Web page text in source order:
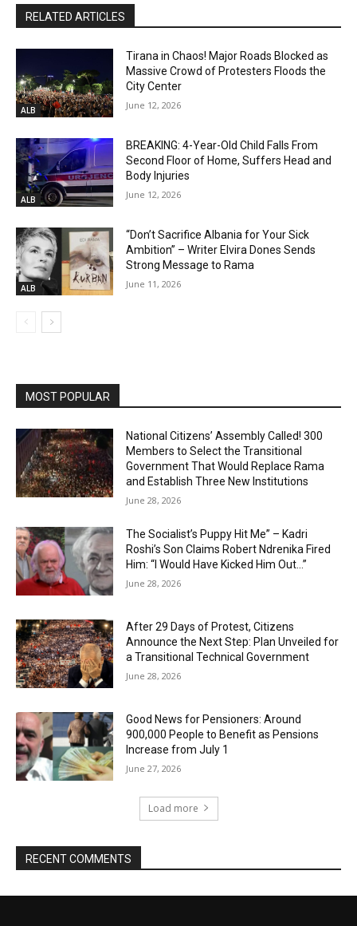
RELATED ARTICLES
ALB
Tirana in Chaos! Major Roads Blocked as
Massive Crowd of Protesters Floods the
City Center
June 12, 2026
ALB
BREAKING: 4-Year-Old Child Falls From
Second Floor of Home, Suffers Head and
Body Injuries
June 12, 2026
ALB
“Don’t Sacrifice Albania for Your Sick
Ambition” – Writer Elvira Dones Sends
Strong Message to Rama
June 11, 2026
MOST POPULAR
National Citizens’ Assembly Called! 300
Members to Select the Transitional
Government That Would Replace Rama
and Establish Three New Institutions
June 28, 2026
The Socialist’s Puppy Hit Me” – Kadri
Roshi’s Son Claims Robert Ndrenika Fired
Him: “I Would Have Kicked Him Out…”
June 28, 2026
After 29 Days of Protest, Citizens
Announce the Next Step: Plan Unveiled for
a Transitional Technical Government
June 28, 2026
Good News for Pensioners: Around
900,000 People to Benefit as Pensions
Increase from July 1
June 27, 2026
Load more
RECENT COMMENTS